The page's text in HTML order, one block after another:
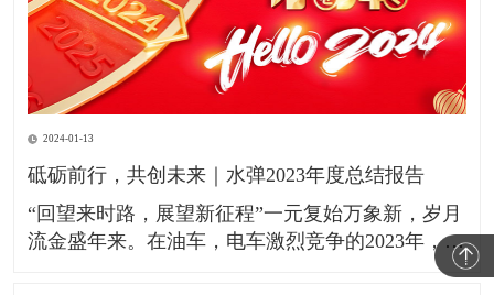
2024-01-13
砥砺前行，共创未来｜水弹2023年度总结报告
​“​​回望来时路，展望新征程”​​一元复始万象新，岁月​
流金盛年来。在油车，电车激烈竞争的2023年，水
弹镀膜雨刮作为刚需的汽配产品持续服务于本田，